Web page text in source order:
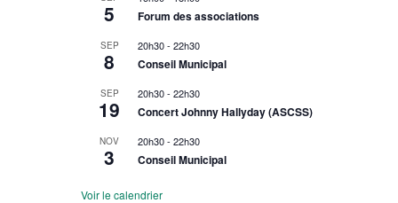
5 Forum des associations
SEP
8
20h30-22h30
Conseil Municipal
SEP
19
20h30-22h30
Concert Johnny Hallyday (ASCSS)
NOV
3
20h30-22h30
Conseil Municipal
Voir le calendrier